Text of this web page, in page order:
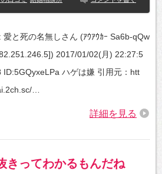
愛と死の名無しさん (ｱｳｱｳｶｰ Sa6b-qQw
2017/01/02(月) 22:27:5
ID:5GQyxeLPa ハゲは嫌 引用元：htt
…
詳細を見る
きってわかるもんだね